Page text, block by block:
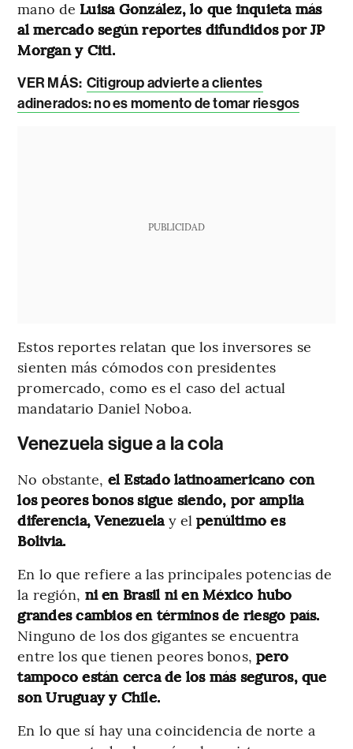
mano de Luisa González, lo que inquieta más
al mercado según reportes difundidos por JP
Morgan y Citi.
VER MÁS: Citigroup advierte a clientes
adinerados: no es momento de tomar riesgos
PUBLICIDAD
Estos reportes relatan que los inversores se
sienten más cómodos con presidentes
promercado, como es el caso del actual
mandatario Daniel Noboa.
Venezuela sigue a la cola
No obstante, el Estado latinoamericano con
los peores bonos sigue siendo, por amplia
diferencia, Venezuelay elpenúltimo es
Bolivia.
En lo que refiere a las principales potencias de
la región, ni en Brasil ni en México hubo
grandes cambios en términos de riesgo país.
Ninguno de los dos gigantes se encuentra
entre los que tienen peores bonos, pero
tampoco están cerca de los más seguros, que
son Uruguay y Chile.
En lo que sí hay una coincidencia de norte a